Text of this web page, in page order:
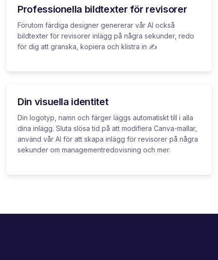
Professionella bildtexter för revisorer
Förutom färdiga designer genererar vår AI också
bildtexter för revisorer inlägg på några sekunder, redo
för dig att granska, kopiera och klistra in ✍️
Din visuella identitet
Din logotyp, namn och färger läggs automatiskt till i alla
dina inlägg. Sluta slösa tid på att modifiera Canva-mallar,
använd vår AI för att skapa inlägg för revisorer på några
sekunder om managementredovisning och mer.